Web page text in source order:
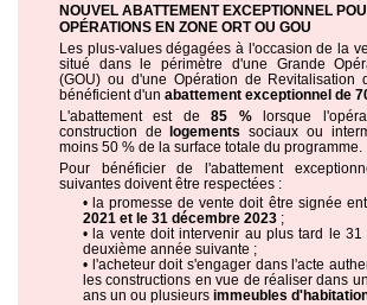
NOUVEL ABATTEMENT EXCEPTIONNEL
OPÉRATIONS EN ZONE ORT OU GOU
Les plus-values dégagées à l'occasion de la
situé dans le périmètre d'une Grande
(GOU) ou d'une Opération de Revitalisation
bénéficient d'un abattement exceptionnel de
L'abattement est de85 %lorsque
construction delogements sociaux ou
moins 50 % de la surface totale du programme.
Pour bénéficier de l'abattement
suivantes doivent être respectées :
• la promesse de vente doit être signée
2021 et le 31 décembre 2023 ;
• la vente doit intervenir au plus tard le
deuxième année suivante ;
• l'acheteur doit s'engager dans l'acte
les constructions en vue de réaliser dans
ans un ou plusieurs immeubles